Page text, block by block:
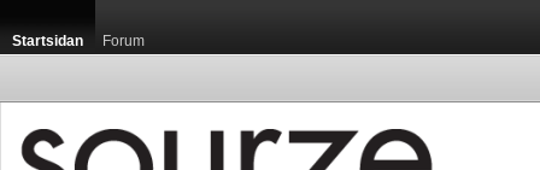
Startsidan Forum